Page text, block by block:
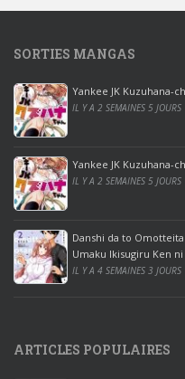
0
p
r
o
o
ff
i
c
e
2
0
1
r
SORTIES MANGAS
Yankee JK Kuzuhana-
IL Y A 2 SEMAINES 5 JOURS
Yankee JK Kuzuhana-
IL Y A 2 SEMAINES 5 JOURS
Danshi da to
Umaku Ikisugiru Ken
IL Y A 4 SEMAINES 3 JOURS
ARTICLES POPULAIRES